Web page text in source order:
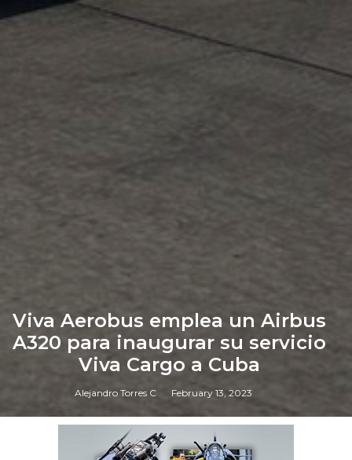
Viva Aerobus emplea un Airbus
A320 para inaugurar su servicio
Viva Cargo a Cuba
Alejandro Torres C February 13, 2023